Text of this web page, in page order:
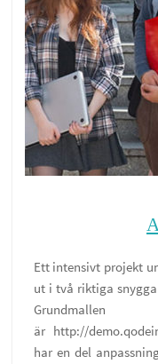
Ett intensivt projekt
ut i två riktiga
är http://
har en del